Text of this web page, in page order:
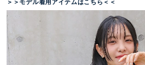
＞＞モデル着用アイテムはこちら＜＜